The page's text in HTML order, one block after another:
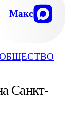
Макс
Санкт-